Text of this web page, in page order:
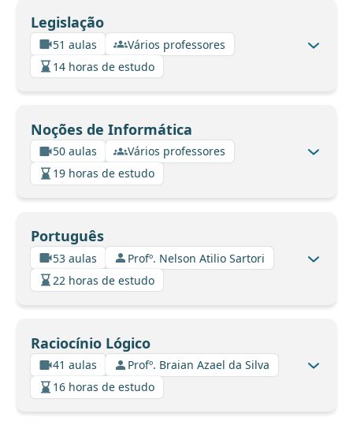
Legislação
51 aulas
Vários professores
14 horas de estudo
Noções de Informática
50 aulas
Vários professores
19 horas de estudo
Português
53 aulas
Profº. Nelson Atilio Sartori
22 horas de estudo
Raciocínio Lógico
41 aulas
Profº. Braian Azael da Silva
16 horas de estudo